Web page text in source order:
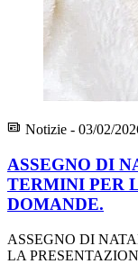
Notizie - 03/02/
ASSEGNO DI
TERMINI PER
DOMANDE.
ASSEGNO DI
LA